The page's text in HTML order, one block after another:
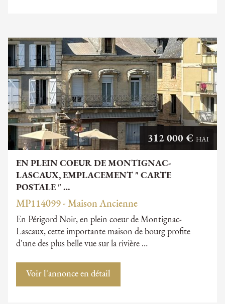
EN PLEIN COEUR DE MONTIGNAC-
LASCAUX, EMPLACEMENT " CARTE
POSTALE " …
312 000 € HAI
MP114099 - Maison Ancienne
En Périgord Noir, en plein coeur de Montignac-
Lascaux, cette importante maison de bourg profite
d'une des plus belle vue sur la rivière …
Voir l'annonce en détail